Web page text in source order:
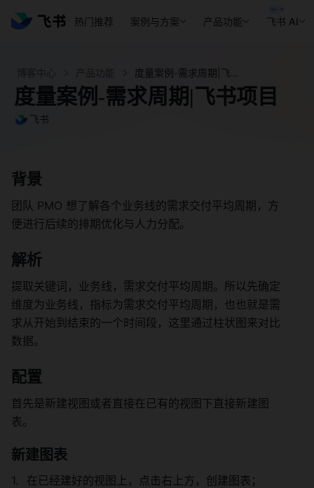
热门推荐 案例与方案 产品功能 飞书 AI
度量案例-需求周期|飞书项目
飞书
背景
团队 PMO 想了解各个业务线的需求交付平均周期，方
便进行后续的排期优化与人力分配。
解析
提取关键词，业务线，需求交付平均周期。所以先确定
维度为业务线，指标为需求交付平均周期，也也就是需
求从开始到结束的一个时间段，这里通过柱状图来对比
数据。
配置
首先是新建视图或者直接在已有的视图下直接新建图
表。
新建图表
在已经建好的视图上，点击右上方，创建图表；